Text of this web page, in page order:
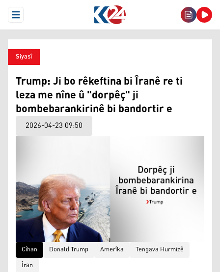
Open Menu
Siyasî
Trump: Ji bo rêkeftina bi Îranê re ti
leza me nîne û "dorpêç" ji
bombebarankirinê bi bandortir e
2026-04-23 09:50
Cîhan Donald Trump Amerîka
Tengava Hurmizê
Îran